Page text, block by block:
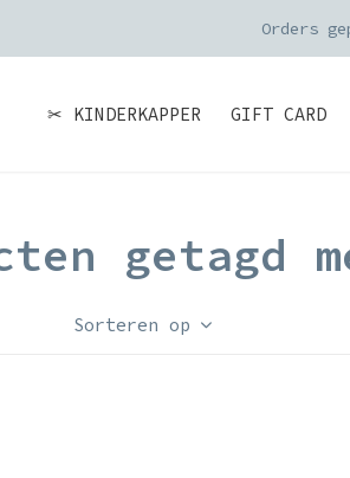
✂ KINDERKAPPER GIFT CARD
Orders
getagd
Sorteren op